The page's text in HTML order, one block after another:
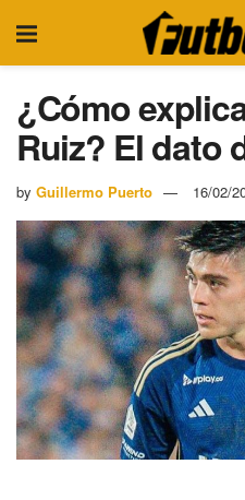
¿Cómo
Ruiz? El dato
by Guillermo Puerto 16/02/